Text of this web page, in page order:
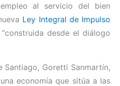
al servicio del bien
Ley Integral de Impulso
“construida desde el diálogo
Santiago, Goretti Sanmartín,
economía que sitúa a las